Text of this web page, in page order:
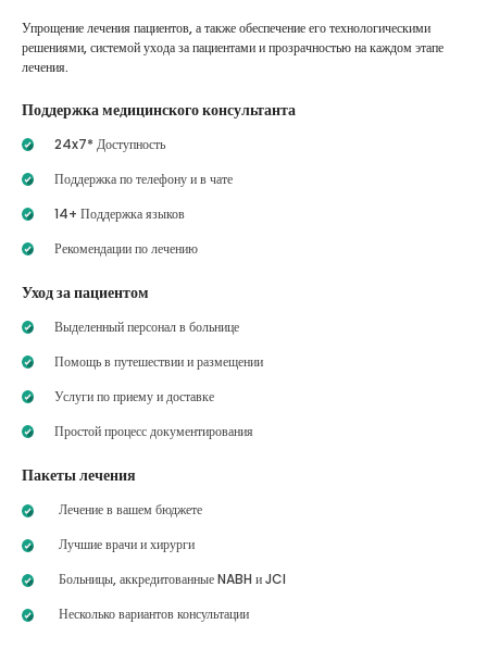
Упрощение лечения пациентов, а также обеспечение его технологическими
решениями, системой ухода за пациентами и прозрачностью на каждом этапе
лечения.
Поддержка медицинского консультанта
24x7* Доступность
Поддержка по телефону и в чате
14+ Поддержка языков
Рекомендации по лечению
Уход за пациентом
Выделенный персонал в больнице
Помощь в путешествии и размещении
Услуги по приему и доставке
Простой процесс документирования
Пакеты лечения
Лечение в вашем бюджете
Лучшие врачи и хирурги
Больницы, аккредитованные NABH и JCI
Несколько вариантов консультации